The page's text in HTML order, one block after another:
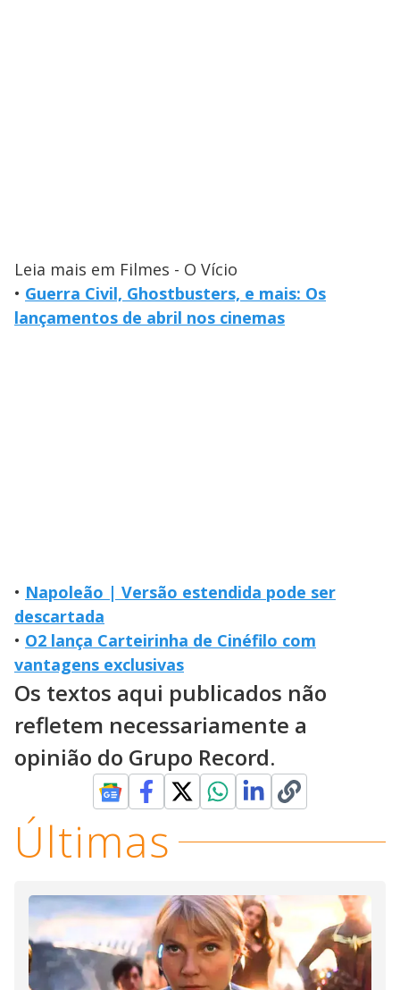
Leia mais em Filmes - O Vício
• Guerra Civil, Ghostbusters, e mais: Os
lançamentos de abril nos cinemas
• Napoleão | Versão estendida pode ser
descartada
• O2 lança Carteirinha de Cinéfilo com
vantagens exclusivas
Os textos aqui publicados não
refletem necessariamente a
opinião do Grupo Record.
Últimas